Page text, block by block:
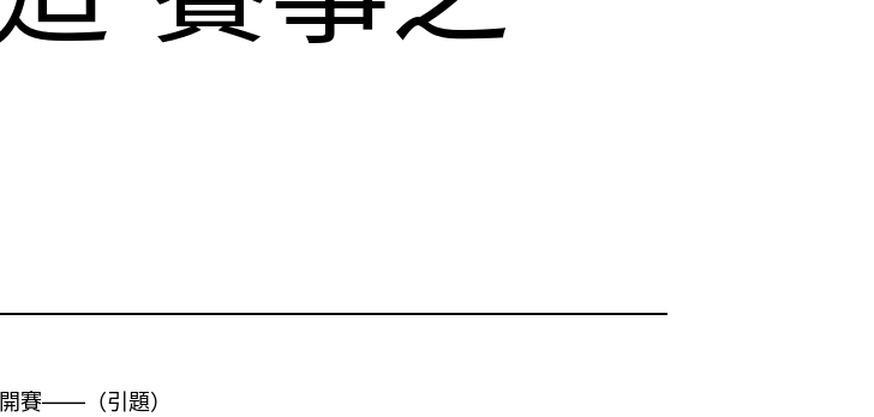
賽——（引題）